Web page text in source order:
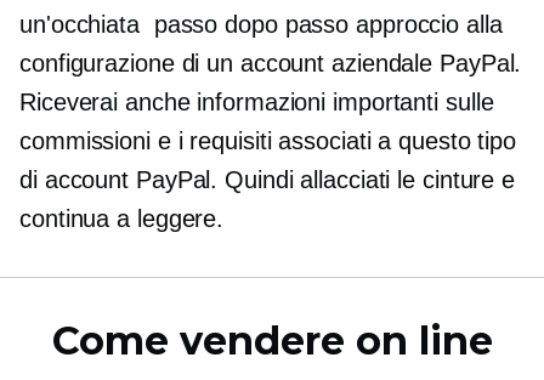
un'occhiata passo dopo passo approccio alla
configurazione di un account aziendale PayPal.
Riceverai anche informazioni importanti sulle
commissioni e i requisiti associati a questo tipo
di account PayPal. Quindi allacciati le cinture e
continua a leggere.
Come vendere on line